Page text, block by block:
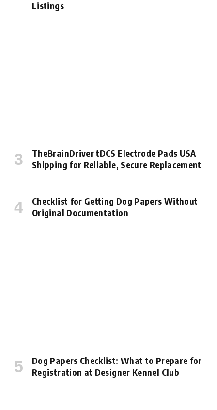
Listings
TheBrainDriver tDCS Electrode Pads USA
Shipping for Reliable, Secure Replacement
Checklist for Getting Dog Papers Without
Original Documentation
Dog Papers Checklist: What to Prepare for
Registration at Designer Kennel Club